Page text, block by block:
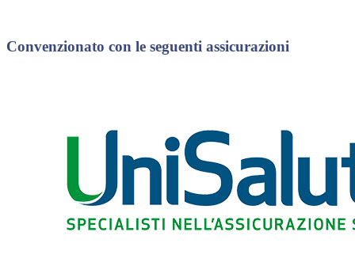
Convenzionato con le seguenti assicurazioni